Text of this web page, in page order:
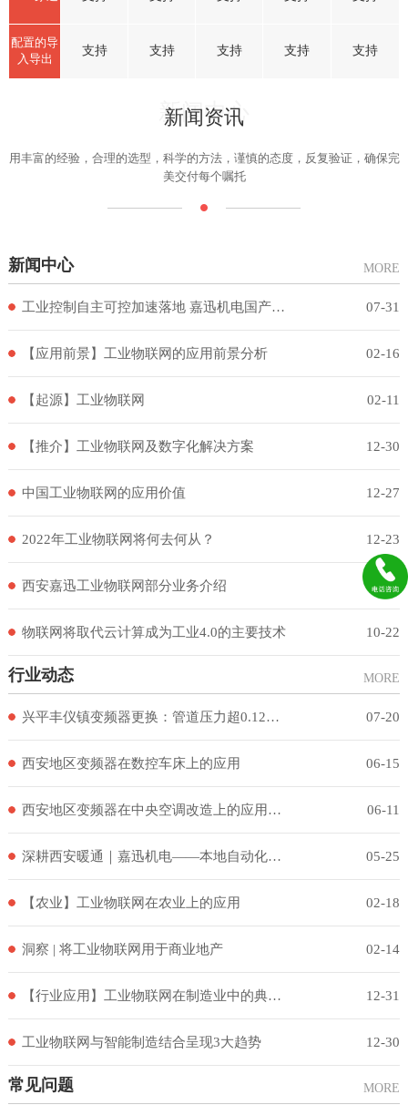
配置的导
入导出
支持 支持 支持 支持 支持
新闻中心
新闻资讯
用丰富的经验，合理的选型，科学的方法，谨慎的态度，反复验证，确保完
美交付每个嘱托
新闻中心 MORE
工业控制自主可控加速落地 嘉迅机电国产工控方案西北区域集成与服务实践 07-31
【应用前景】工业物联网的应用前景分析 02-16
【起源】工业物联网 02-11
【推介】工业物联网及数字化解决方案 12-30
中国工业物联网的应用价值 12-27
2022年工业物联网将何去何从？ 12-23
西安嘉迅工业物联网部分业务介绍 12-23
物联网将取代云计算成为工业4.0的主要技术 10-22
行业动态 MORE
兴平丰仪镇变频器更换：管道压力超0.12MPa触发电流故障 07-20
西安地区变频器在数控车床上的应用 06-15
西安地区变频器在中央空调改造上的应用案例 06-11
深耕西安暖通｜嘉迅机电——本地自动化自控一站式解决方案服务商 05-25
【农业】工业物联网在农业上的应用 02-18
洞察 | 将工业物联网用于商业地产 02-14
【行业应用】工业物联网在制造业中的典型应用 12-31
工业物联网与智能制造结合呈现3大趋势 12-30
常见问题 MORE